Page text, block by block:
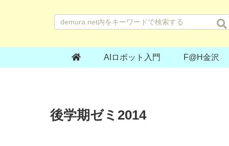
AIロボット入門 F@H金沢
後学期ゼミ2014